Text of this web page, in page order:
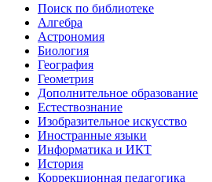
Поиск по библиотеке
Алгебра
Астрономия
Биология
География
Геометрия
Дополнительное образование
Естествознание
Изобразительное искусство
Иностранные языки
Информатика и ИКТ
История
Коррекционная педагогика